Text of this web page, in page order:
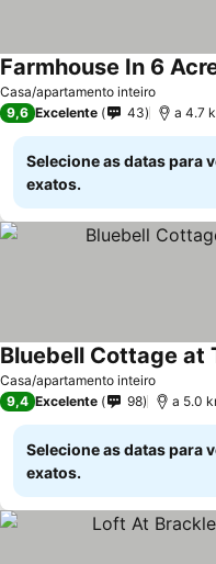
Casa/apartamento inteiro
9,6 Excelente 43 a 4.7
Selecione as datas para
exatos.
Casa/apartamento inteiro
Bluebell Cottage at
9,4 Excelente 98 a 5.0
Selecione as datas para
exatos.